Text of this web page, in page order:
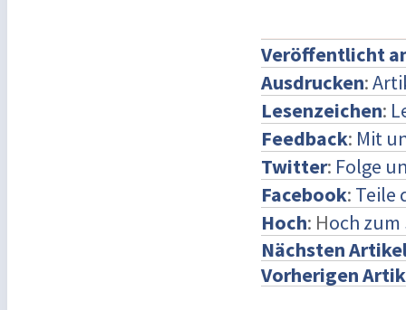
Veröffentlicht
Ausdrucken:
Lesenzeichen:
Feedback: Mit
Twitter: Folge
Facebook: Teile
Hoch: Hoch
Nächsten
Vorherigen